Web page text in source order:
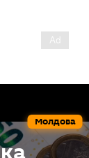
Молдова